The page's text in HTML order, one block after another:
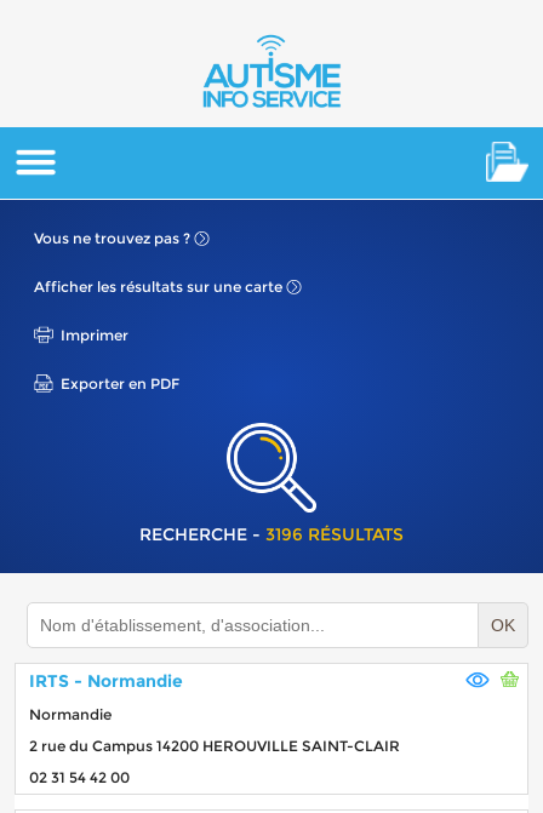
Vous ne trouvez pas ?
Afficher les résultats sur une carte
Imprimer
Exporter en PDF
RECHERCHE - 3196 RÉSULTATS
OK
IRTS - Normandie
Normandie
2 rue du Campus 14200 HEROUVILLE SAINT-CLAIR
02 31 54 42 00